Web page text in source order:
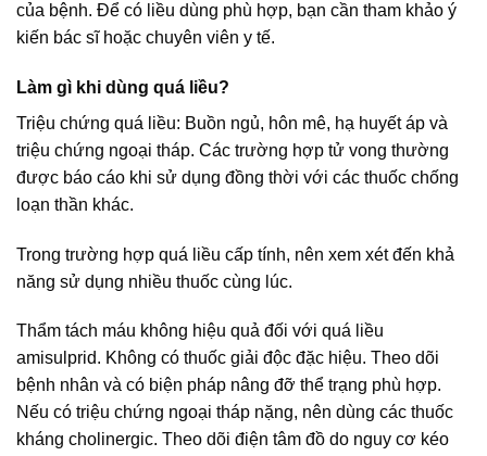
của bệnh. Để có liều dùng phù hợp, bạn cần tham khảo ý
kiến bác sĩ hoặc chuyên viên y tế.
Làm gì khi dùng quá liều?
Triệu chứng quá liều: Buồn ngủ, hôn mê, hạ huyết áp và
triệu chứng ngoại tháp. Các trường hợp tử vong thường
được báo cáo khi sử dụng đồng thời với các thuốc chống
loạn thần khác.
Trong trường hợp quá liều cấp tính, nên xem xét đến khả
năng sử dụng nhiều thuốc cùng lúc.
Thẩm tách máu không hiệu quả đối với quá liều
amisulprid. Không có thuốc giải độc đặc hiệu. Theo dõi
bệnh nhân và có biện pháp nâng đỡ thể trạng phù hợp.
Nếu có triệu chứng ngoại tháp nặng, nên dùng các thuốc
kháng cholinergic. Theo dõi điện tâm đồ do nguy cơ kéo